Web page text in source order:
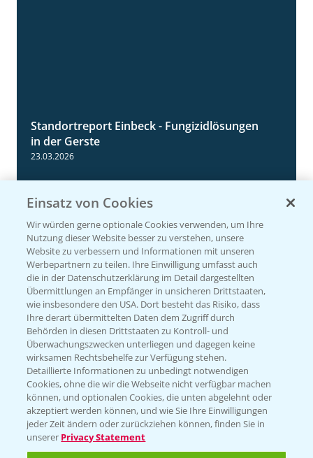
6:50
Standortreport Einbeck - Fungizidlösungen
in der Gerste
23.03.2026
Standortreport Einbeck -
Herausforderungen im Winterweizen und
fungizide Lösungen
23.03.2026
Einsatz von Cookies
Wir würden gerne optionale Cookies verwenden, um Ihre
Nutzung dieser Website besser zu verstehen, unsere
Website zu verbessern und Informationen mit unseren
Werbepartnern zu teilen. Ihre Einwilligung umfasst auch
die in der Datenschutzerklärung im Detail dargestellten
Übermittlungen an Empfänger in unsicheren Drittstaaten,
wie insbesondere den USA. Dort besteht das Risiko, dass
Ihre derart übermittelten Daten dem Zugriff durch
Behörden in diesen Drittstaaten zu Kontroll- und
Überwachungszwecken unterliegen und dagegen keine
wirksamen Rechtsbehelfe zur Verfügung stehen.
Detaillierte Informationen zu unbedingt notwendigen
Cookies, ohne die wir die Webseite nicht verfügbar machen
können, und optionalen Cookies, die unten abgelehnt oder
akzeptiert werden können, und wie Sie Ihre Einwilligungen
jeder Zeit ändern oder zurückziehen können, finden Sie in
unserer Privacy Statement